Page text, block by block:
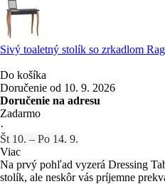
Sivý toaletný stolík so zrkadlom
Do košíka
Doručenie od 10. 9. 2026
Doručenie na adresu
Zadarmo
·
Št 10. – Po 14. 9.
Viac
Na prvý pohľad vyzerá Dressing
stolík, ale neskôr vás príjemne